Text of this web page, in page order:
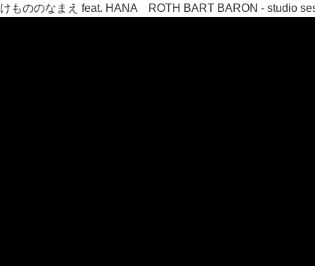
けもののなまえ feat. HANA ROTH BART BARON - studio